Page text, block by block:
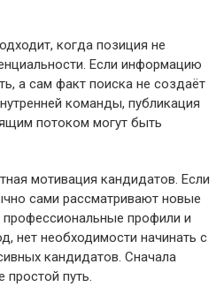
когда позиция не
Если информацию
а сам факт поиска не создаёт
команды, публикация
потоком могут быть
мотивация кандидатов. Если
сами рассматривают новые
профили и
нет необходимости начинать с
кандидатов. Сначала
простой путь.